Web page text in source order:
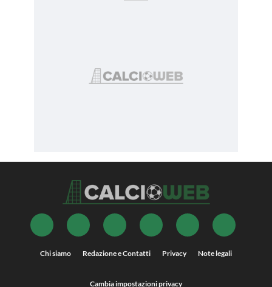
Chi siamo Redazione e Contatti Privacy Note legali
Cambia impostazioni privacy